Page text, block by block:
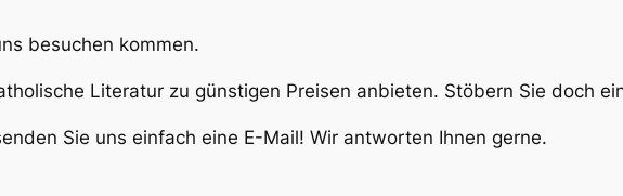
besuchen kommen.
Literatur zu günstigen Preisen anbieten. Stöbern Sie doch
Sie uns einfach eine E-Mail! Wir antworten Ihnen gerne.